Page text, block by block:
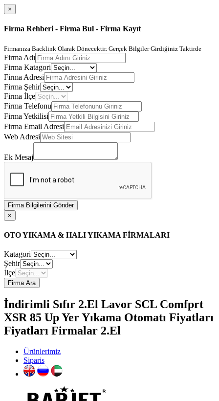
×
Firma Rehberi - Firma Bul - Firma Kayıt
Firmanıza Backlink Olarak Dönecektir. Gerçek Bilgiler Girdiğiniz Taktirde
Firma Adı
Firma Katagori
Firma Adresi
Firma Şehir
Firma İlçe
Firma Telefonu
Firma Yetkilisi
Firma Email Adresi
Web Adresi
Ek Mesaj
Firma Bilgilerini Gönder
×
OTO YIKAMA & HALI YIKAMA FİRMALARI
Katagori
Şehir
İlçe
Firma Ara
İndirimli Sıfır 2.El Lavor SCL Comfprt
XSR 85 Up Yer Yıkama Otomatı Fiyatları
Fiyatları Firmalar 2.El
Ürünlerimiz
Siparis